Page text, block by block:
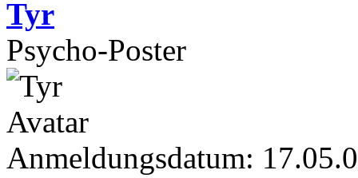
Tyr
Psycho-Poster
Anmeldungsdatum: